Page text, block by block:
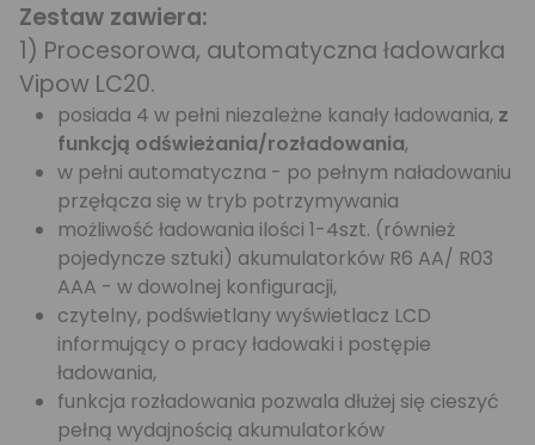
Zestaw zawiera:
1) Procesorowa, automatyczna ładowarka
Vipow LC20.
posiada 4 w pełni niezależne kanały ładowania, z
funkcją odświeżania/rozładowania,
w pełni automatyczna - po pełnym naładowaniu
przęłącza się w tryb potrzymywania
możliwość ładowania ilości 1-4szt. (również
pojedyncze sztuki) akumulatorków R6 AA/ R03
AAA - w dowolnej konfiguracji,
czytelny, podświetlany wyświetlacz LCD
informujący o pracy ładowaki i postępie
ładowania,
funkcja rozładowania pozwala dłużej się cieszyć
pełną wydajnością akumulatorków